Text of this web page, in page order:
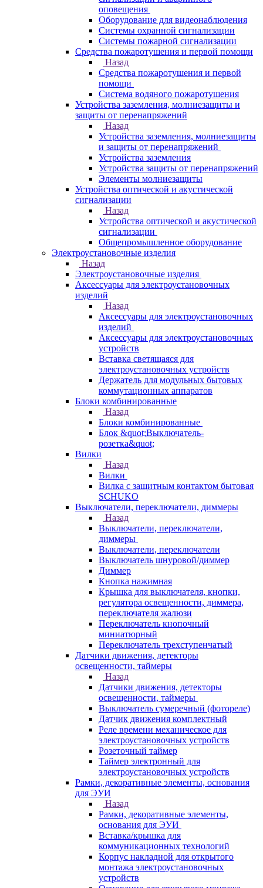
оповещения
Оборудование для видеонаблюдения
Системы охранной сигнализации
Системы пожарной сигнализации
Средства пожаротушения и первой помощи
Назад
Средства пожаротушения и первой
помощи
Система водяного пожаротушения
Устройства заземления, молниезащиты и
защиты от перенапряжений
Назад
Устройства заземления, молниезащиты
и защиты от перенапряжений
Устройства заземления
Устройства защиты от перенапряжений
Элементы молниезащиты
Устройства оптической и акустической
сигнализации
Назад
Устройства оптической и акустической
сигнализации
Общепромышленное оборудование
Электроустановочные изделия
Назад
Электроустановочные изделия
Аксессуары для электроустановочных
изделий
Назад
Аксессуары для электроустановочных
изделий
Аксессуары для электроустановочных
устройств
Вставка светящаяся для
электроустановочных устройств
Держатель для модульных бытовых
коммутационных аппаратов
Блоки комбинированные
Назад
Блоки комбинированные
Блок &quot;Выключатель-
розетка&quot;
Вилки
Назад
Вилки
Вилка с защитным контактом бытовая
SCHUKO
Выключатели, переключатели, диммеры
Назад
Выключатели, переключатели,
диммеры
Выключатели, переключатели
Выключатель шнуровой/диммер
Диммер
Кнопка нажимная
Крышка для выключателя, кнопки,
регулятора освещенности, диммера,
переключателя жалюзи
Переключатель кнопочный
миниатюрный
Переключатель трехступенчатый
Датчики движения, детекторы
освещенности, таймеры
Назад
Датчики движения, детекторы
освещенности, таймеры
Выключатель сумеречный (фотореле)
Датчик движения комплектный
Реле времени механическое для
электроустановочных устройств
Розеточный таймер
Таймер электронный для
электроустановочных устройств
Рамки, декоративные элементы, основания
для ЭУИ
Назад
Рамки, декоративные элементы,
основания для ЭУИ
Вставка/крышка для
коммуникационных технологий
Корпус накладной для открытого
монтажа электроустановочных
устройств